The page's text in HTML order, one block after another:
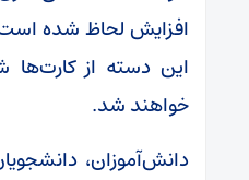
افزایش لحاظ شده
خواهند شد.
دانش‌آموزان،